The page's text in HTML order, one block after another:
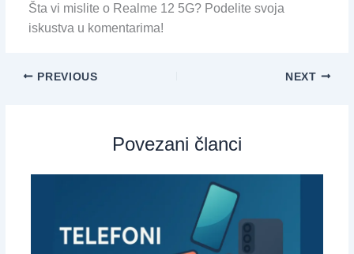
Šta vi mislite o Realme 12 5G? Podelite svoja
iskustva u komentarima!
PREVIOUS NEXT
Povezani članci